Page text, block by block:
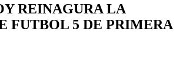
REINAGURA LA
FUTBOL 5 DE PRIMERA